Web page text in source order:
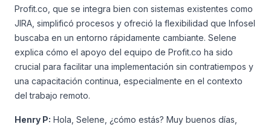
Profit.co, que se integra bien con sistemas existentes como
JIRA, simplificó procesos y ofreció la flexibilidad que Infosel
buscaba en un entorno rápidamente cambiante. Selene
explica cómo el apoyo del equipo de Profit.co ha sido
crucial para facilitar una implementación sin contratiempos y
una capacitación continua, especialmente en el contexto
del trabajo remoto.
Henry P: Hola, Selene, ¿cómo estás? Muy buenos días,